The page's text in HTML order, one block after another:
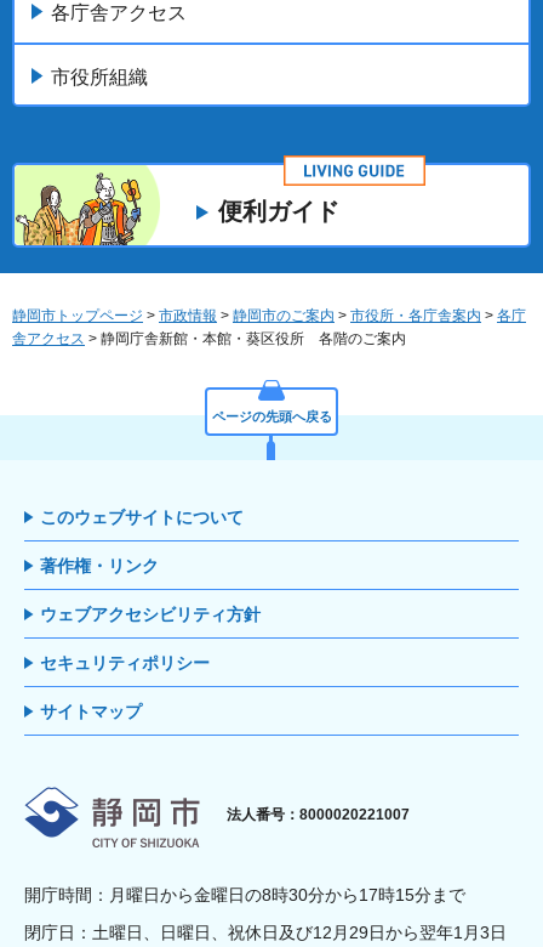
各庁舎アクセス
市役所組織
便利ガイド
静岡市トップページ > 市政情報 > 静岡市のご案内 > 市役所・各庁舎案内 > 各庁
舎アクセス > 静岡庁舎新館・本館・葵区役所 各階のご案内
ページの先頭へ戻る
このウェブサイトについて
著作権・リンク
ウェブアクセシビリティ方針
セキュリティポリシー
サイトマップ
静岡市
法人番号：8000020221007
開庁時間：月曜日から金曜日の8時30分から17時15分まで
閉庁日：土曜日、日曜日、祝休日及び12月29日から翌年1月3日